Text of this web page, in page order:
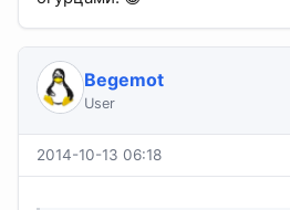
Begemot
User
2014-10-13 06:18